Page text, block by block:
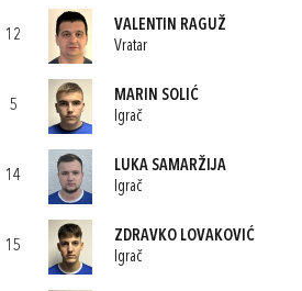
12
VALENTIN RAGUŽ
Vratar
5
MARIN SOLIĆ
Igrač
14
LUKA SAMARŽIJA
Igrač
15
ZDRAVKO LOVAKOVIĆ
Igrač